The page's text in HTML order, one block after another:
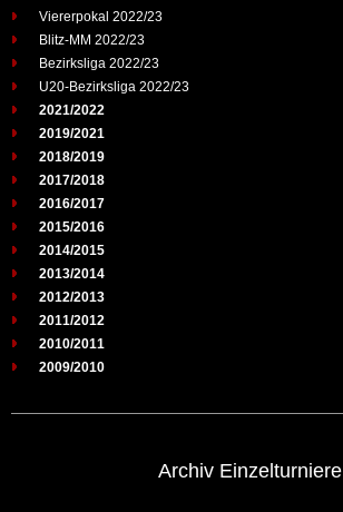
Viererpokal 2022/23
Blitz-MM 2022/23
Bezirksliga 2022/23
U20-Bezirksliga 2022/23
2021/2022
2019/2021
2018/2019
2017/2018
2016/2017
2015/2016
2014/2015
2013/2014
2012/2013
2011/2012
2010/2011
2009/2010
Archiv Einzelturniere